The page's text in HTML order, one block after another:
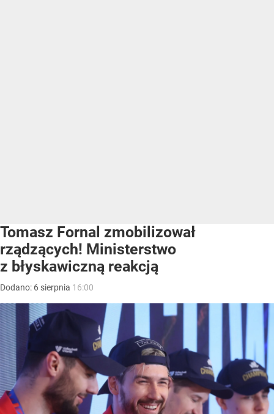
Tomasz Fornal zmobilizował
rządzących! Ministerstwo
z błyskawiczną reakcją
Dodano: 6 sierpnia 16:00